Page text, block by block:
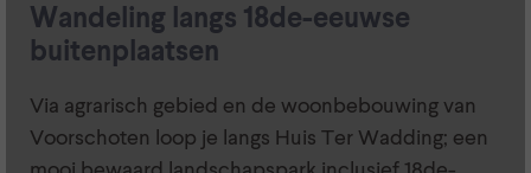
Wandeling langs 18de-eeuwse
buitenplaatsen
Via agrarisch gebied en de woonbebouwing van
Voorschoten loop je langs Huis Ter Wadding; een